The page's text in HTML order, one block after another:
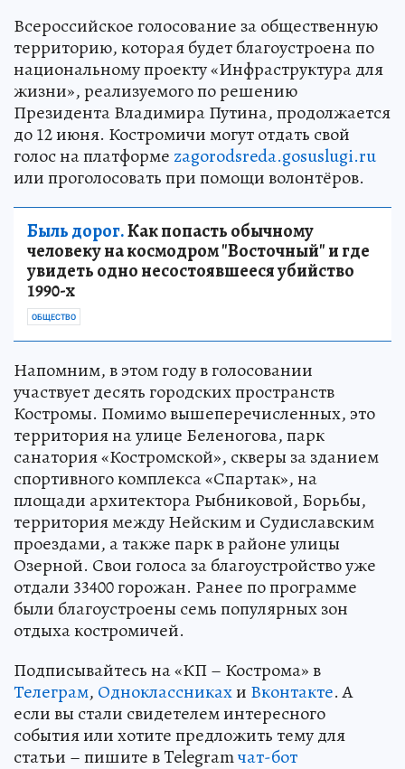
Всероссийское голосование за общественную
территорию, которая будет благоустроена по
национальному проекту «Инфраструктура для
жизни», реализуемого по решению
Президента Владимира Путина, продолжается
до 12 июня. Костромичи могут отдать свой
голос на платформе zagorodsreda.gosuslugi.ru
или проголосовать при помощи волонтёров.
Быль дорог.Как попасть обычному
человеку на космодром "Восточный" и где
увидеть одно несостоявшееся убийство
1990-х
ОБЩЕСТВО
Напомним, в этом году в голосовании
участвует десять городских пространств
Костромы. Помимо вышеперечисленных, это
территория на улице Беленогова, парк
санатория «Костромской», скверы за зданием
спортивного комплекса «Спартак», на
площади архитектора Рыбниковой, Борьбы,
территория между Нейским и Судиславским
проездами, а также парк в районе улицы
Озерной. Свои голоса за благоустройство уже
отдали 33400 горожан. Ранее по программе
были благоустроены семь популярных зон
отдыха костромичей.
Подписывайтесь на «КП – Кострома» в
Телеграм, Одноклассникахи Вконтакте. А
если вы стали свидетелем интересного
события или хотите предложить тему для
статьи – пишите в Telegramчат-бот